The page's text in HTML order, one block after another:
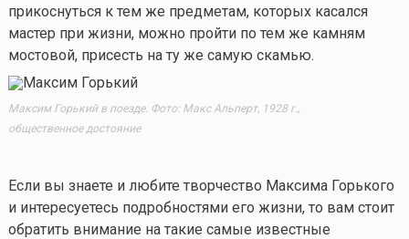
прикоснуться к тем же предметам, которых касался
мастер при жизни, можно пройти по тем же камням
мостовой, присесть на ту же самую скамью.
Максим Горький в поезде. Фото: Макс Альперт, 1928 г.,
общественное достояние
Если вы знаете и любите творчество Максима Горького
и интересуетесь подробностями его жизни, то вам стоит
обратить внимание на такие самые известные